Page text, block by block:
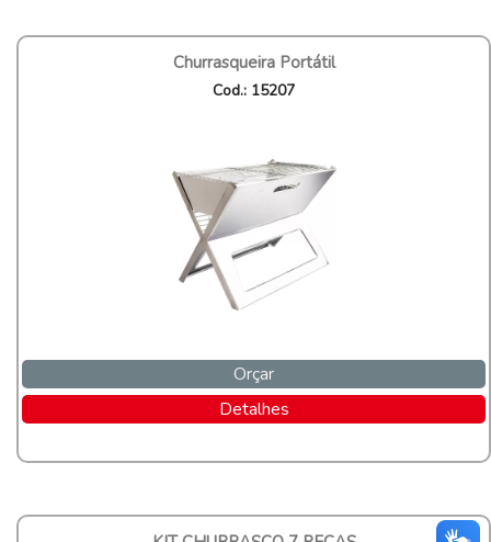
Churrasqueira Portátil
Cod.: 15207
Orçar
Detalhes